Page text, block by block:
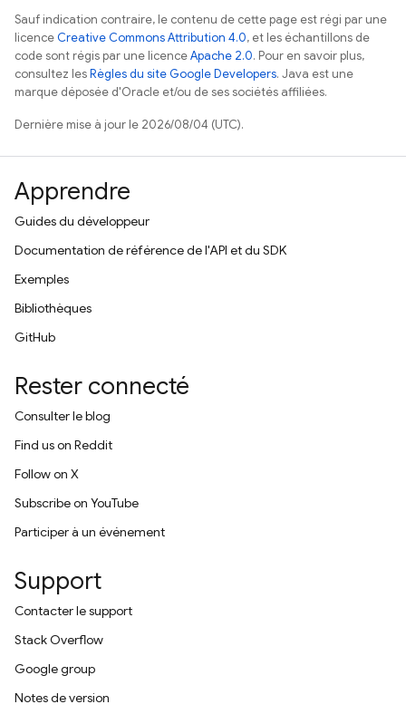
Sauf indication contraire, le contenu de cette page est régi par une
licenceCreative Commons Attribution 4.0, et les échantillons de
code sont régis par une licenceApache 2.0. Pour en savoir plus,
consultez lesRègles du site Google Developers. Java est une
marque déposée d'Oracle et/ou de ses sociétés affiliées.
Dernière mise à jour le 2026/08/04 (UTC).
Apprendre
Guides du développeur
Documentation de référence de l'API et du SDK
Exemples
Bibliothèques
GitHub
Rester connecté
Consulter le blog
Find us on Reddit
Follow on X
Subscribe on YouTube
Participer à un événement
Support
Contacter le support
Stack Overflow
Google group
Notes de version